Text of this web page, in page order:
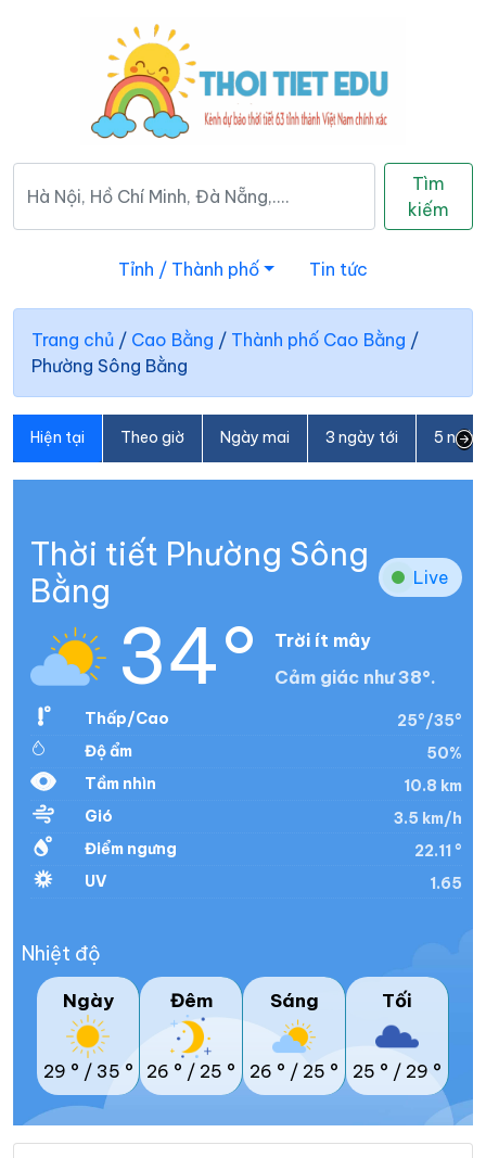
Tìm
kiếm
Tỉnh / Thành phố Tin tức
Trang chủ / Cao Bằng / Thành phố Cao Bằng /
Phường Sông Bằng
Hiện tại Theo giờ Ngày mai 3 ngày tới 5
Thời tiết Phường Sông
Bằng
Live
34°
Trời ít mây
Cảm giác như 38°.
Thấp/Cao
25°/35°
Độ ẩm
50%
Tầm nhìn
10.8 km
Gió
3.5 km/h
Điểm ngưng
22.11 °
UV
1.65
Nhiệt độ
Ngày
29 ° / 35 °
Đêm
26 ° / 25 °
Sáng
26 ° / 25 °
Tối
25 ° / 29 °